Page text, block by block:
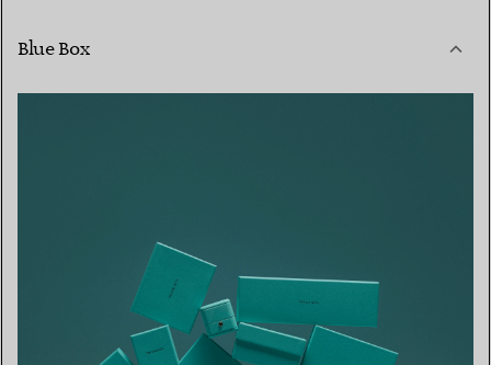
Blue Box